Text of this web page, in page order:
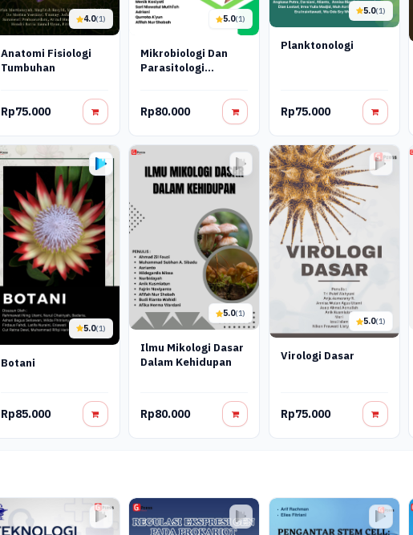
4.0(1)
Anatomi Fisiologi
Tumbuhan
Rp75.000
5.0(1)
Mikrobiologi Dan
Parasitologi
Aplikasinya
Rp80.000
5.0(1)
Planktonologi
Rp75.000
5.0(1)
Botani
Rp85.000
5.0(1)
Ilmu Mikologi Dasar
Dalam Kehidupan
Rp80.000
5.0(1)
Virologi Dasar
Rp75.000